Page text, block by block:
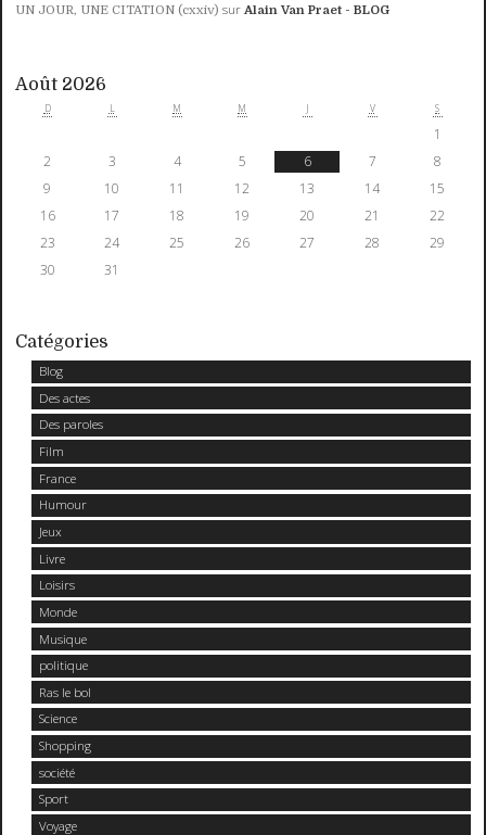
UN JOUR, UNE CITATION (cxxiv) surAlain Van Praet - BLOG
Août 2026
D L M M J V S
1
2
3 4 5 6 7
8
9
10 11 12 13 14
15
16
17 18 19 20 21
22
23
24 25 26 27 28
29
30
31
Catégories
Blog
Des actes
Des paroles
Film
France
Humour
Jeux
Livre
Loisirs
Monde
Musique
politique
Ras le bol
Science
Shopping
société
Sport
Voyage